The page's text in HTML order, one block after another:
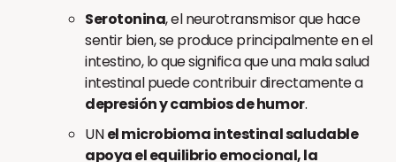
Serotonina, el neurotransmisor que hace
sentir bien, se produce principalmente en el
intestino, lo que significa que una mala salud
intestinal puede contribuir directamente a
depresión y cambios de humor.
UNel microbioma intestinal saludable
apoya el equilibrio emocional, la